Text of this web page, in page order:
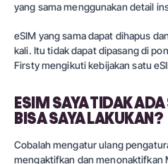
yang sama menggunakan detail
eSIM yang sama dapat dihapus
kali. Itu tidak dapat dipasang di
Firsty mengikuti kebijakan satu
ESIM SAYA TIDAK
BISA SAYA LAKUKAN?
Cobalah mengatur ulang
mengaktifkan dan menonaktifkan